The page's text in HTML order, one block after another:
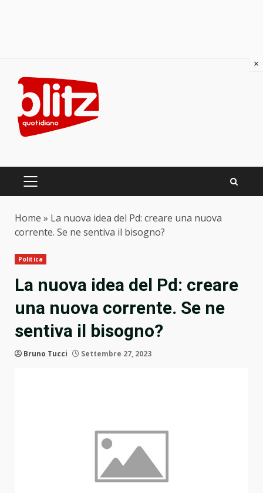
content
PRIMARY
Home » La nuova idea del Pd: creare una nuova
corrente. Se ne sentiva il bisogno?
Politica
La nuova idea del Pd: creare
una nuova corrente. Se ne
sentiva il bisogno?
Bruno Tucci Settembre 27, 2023
×